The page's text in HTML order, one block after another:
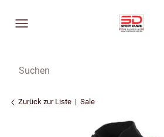
Zurück zur Liste Sale